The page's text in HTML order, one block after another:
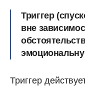
Триггер
вне
Триггер